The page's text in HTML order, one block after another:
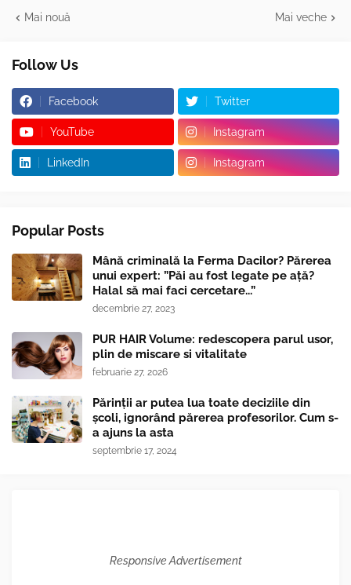
Mai nouă Mai veche
Follow Us
Facebook Twitter
YouTube Instagram
LinkedIn Instagram
Popular Posts
Mână criminală la Ferma Dacilor? Părerea
unui expert: ”Păi au fost legate pe ață?
Halal să mai faci cercetare...”
decembrie 27, 2023
PUR HAIR Volume: redescopera parul usor,
plin de miscare si vitalitate
februarie 27, 2026
Părinții ar putea lua toate deciziile din
școli, ignorând părerea profesorilor. Cum s-
a ajuns la asta
septembrie 17, 2024
Responsive Advertisement